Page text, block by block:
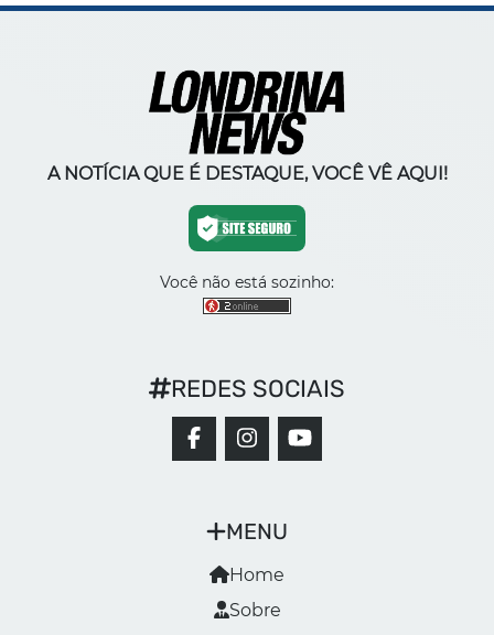
A NOTÍCIA QUE É DESTAQUE, VOCÊ VÊ AQUI!
Você não está sozinho:
MENU
Home
Sobre
REDES SOCIAIS